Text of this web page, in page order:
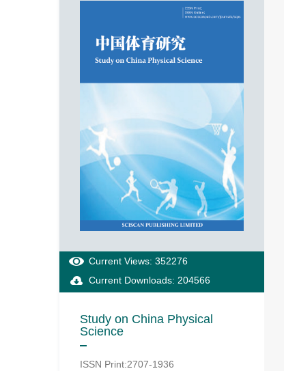
Current Views: 352276
Current Downloads: 204566
Study on China Physical
Science
ISSN Print:2707-1936